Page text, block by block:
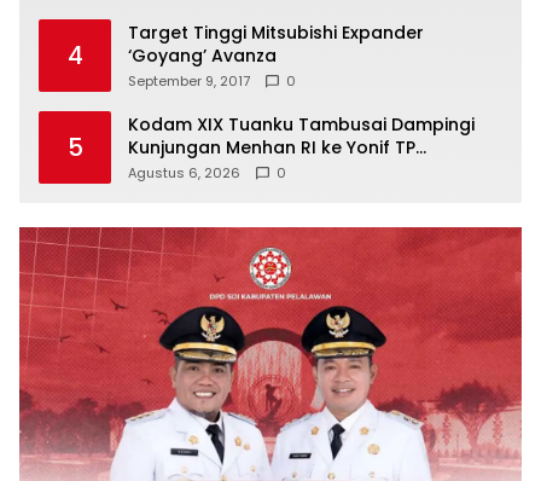
4
Target Tinggi Mitsubishi Expander
‘Goyang’ Avanza
September 9, 2017 0
5
Kodam XIX Tuanku Tambusai Dampingi
Kunjungan Menhan RI ke Yonif TP
952/Imam Bulqin, Perkuat Pembangunan
Agustus 6, 2026 0